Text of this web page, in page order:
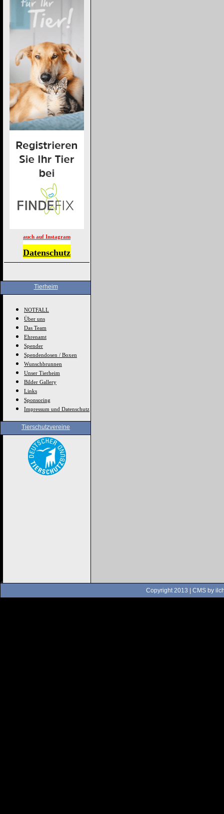
auch auf Instagram
Datenschutz
Tierheim
NOTFALL
Über uns
Das Team
Ehrenamt
Spender
Spendendosen / Boxen
Wunschbrunnen
Unser Tierheim
Bilder Gallery
Links
Sponsoring
Impressum und Datenschutz
Tierschutzvereine
Copyright 2013 | CMS by